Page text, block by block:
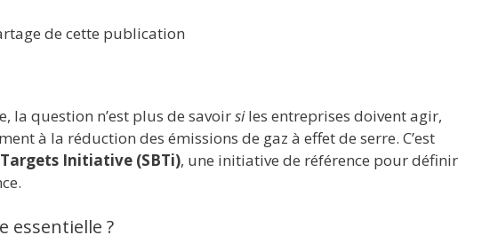
de cette publication
la question n’est plus de savoirsiles entreprises doivent agir,
à la réduction des émissions de gaz à effet de serre. C’est
Targets Initiative (SBTi), une initiative de référence pour définir
essentielle ?